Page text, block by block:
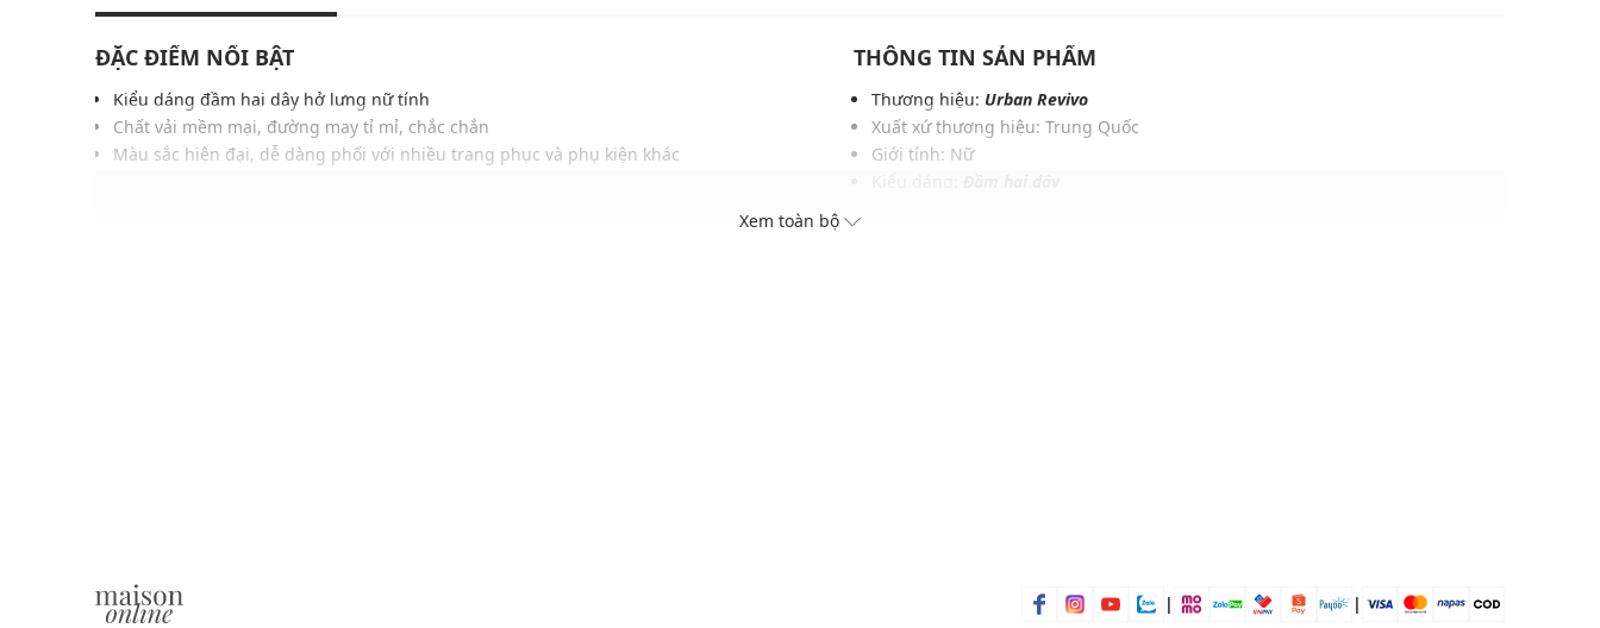
ĐẶC ĐIỂM NỔI BẬT
Kiểu dáng đầm hai dây hở lưng nữ tính
Chất vải mềm mại, đường may tỉ mỉ, chắc chắn
Màu sắc hiện đại, dễ dàng phối với nhiều trang phục và phụ kiện khác
THÔNG TIN SẢN PHẨM
Thương hiệu: Urban Revivo
Xuất xứ thương hiệu: Trung Quốc
Giới tính: Nữ
Xem toàn bộ
| |